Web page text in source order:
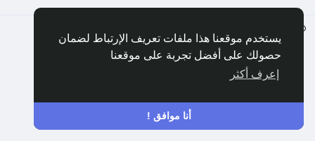
يستخدم موقعنا هذا ملفات تعريف الإرتباط لضمان
حصولك على أفضل تجربة على موقعنا
إعرف أكثر
أنا موافق !
© 2026 سنجن
الشروط
الخصوصية اتصل بنا الدليل